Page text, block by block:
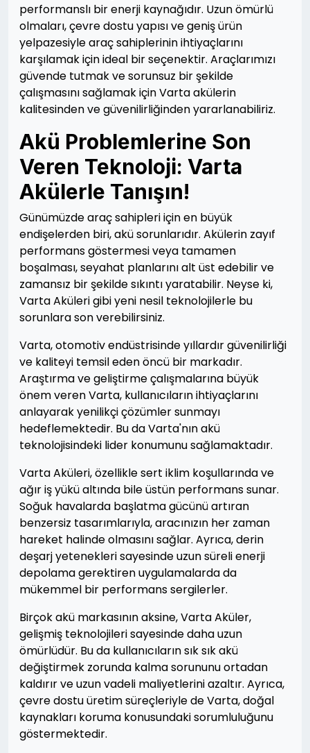
performanslı bir enerji kaynağıdır. Uzun ömürlü
olmaları, çevre dostu yapısı ve geniş ürün
yelpazesiyle araç sahiplerinin ihtiyaçlarını
karşılamak için ideal bir seçenektir. Araçlarımızı
güvende tutmak ve sorunsuz bir şekilde
çalışmasını sağlamak için Varta akülerin
kalitesinden ve güvenilirliğinden yararlanabiliriz.
Akü Problemlerine Son
Veren Teknoloji: Varta
Akülerle Tanışın!
Günümüzde araç sahipleri için en büyük
endişelerden biri, akü sorunlarıdır. Akülerin zayıf
performans göstermesi veya tamamen
boşalması, seyahat planlarını alt üst edebilir ve
zamansız bir şekilde sıkıntı yaratabilir. Neyse ki,
Varta Aküleri gibi yeni nesil teknolojilerle bu
sorunlara son verebilirsiniz.
Varta, otomotiv endüstrisinde yıllardır güvenilirliği
ve kaliteyi temsil eden öncü bir markadır.
Araştırma ve geliştirme çalışmalarına büyük
önem veren Varta, kullanıcıların ihtiyaçlarını
anlayarak yenilikçi çözümler sunmayı
hedeflemektedir. Bu da Varta'nın akü
teknolojisindeki lider konumunu sağlamaktadır.
Varta Aküleri, özellikle sert iklim koşullarında ve
ağır iş yükü altında bile üstün performans sunar.
Soğuk havalarda başlatma gücünü artıran
benzersiz tasarımlarıyla, aracınızın her zaman
hareket halinde olmasını sağlar. Ayrıca, derin
deşarj yetenekleri sayesinde uzun süreli enerji
depolama gerektiren uygulamalarda da
mükemmel bir performans sergilerler.
Birçok akü markasının aksine, Varta Aküler,
gelişmiş teknolojileri sayesinde daha uzun
ömürlüdür. Bu da kullanıcıların sık sık akü
değiştirmek zorunda kalma sorununu ortadan
kaldırır ve uzun vadeli maliyetlerini azaltır. Ayrıca,
çevre dostu üretim süreçleriyle de Varta, doğal
kaynakları koruma konusundaki sorumluluğunu
göstermektedir.